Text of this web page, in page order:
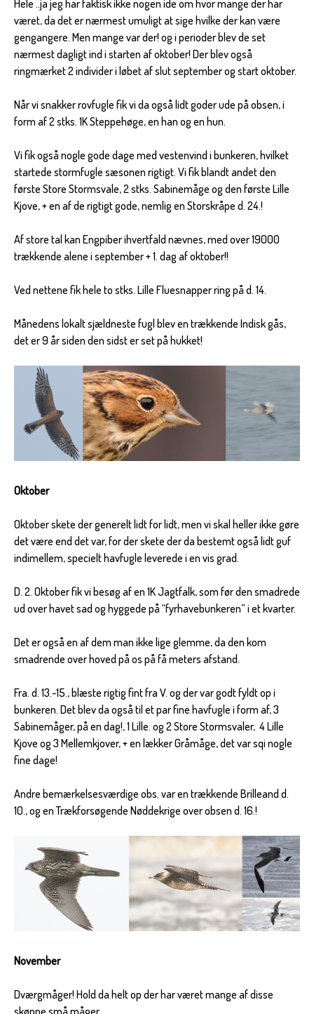
Hele ..ja jeg har faktisk ikke nogen ide om hvor mange der har
været, da det er nærmest umuligt at sige hvilke der kan være
gengangere. Men mange var der! og i perioder blev de set
nærmest dagligt ind i starten af oktober! Der blev også
ringmærket 2 individer i løbet af slut september og start oktober.
Når vi snakker rovfugle fik vi da også lidt goder ude på obsen, i
form af 2 stks. 1K Steppehøge, en han og en hun.
Vi fik også nogle gode dage med vestenvind i bunkeren, hvilket
startede stormfugle sæsonen rigtigt. Vi fik blandt andet den
første Store Stormsvale, 2 stks. Sabinemåge og den første Lille
Kjove, + en af de rigtigt gode, nemlig en Storskråpe d. 24.!
Af store tal kan Engpiber ihvertfald nævnes, med over 19000
trækkende alene i september + 1. dag af oktober!!
Ved nettene fik hele to stks. Lille Fluesnapper ring på d. 14.
Månedens lokalt sjældneste fugl blev en trækkende Indisk gås,
det er 9 år siden den sidst er set på hukket!
Oktober
Oktober skete der generelt lidt for lidt, men vi skal heller ikke gøre
det være end det var, for der skete der da bestemt også lidt guf
indimellem, specielt havfugle leverede i en vis grad.
D. 2. Oktober fik vi besøg af en 1K Jagtfalk, som før den smadrede
ud over havet sad og hyggede på “fyrhavebunkeren” i et kvarter.
Det er også en af dem man ikke lige glemme, da den kom
smadrende over hoved på os på få meters afstand.
Fra. d. 13.-15., blæste rigtig fint fra V. og der var godt fyldt op i
bunkeren. Det blev da også til et par fine havfugle i form af, 3
Sabinemåger, på en dag!, 1 Lille. og 2 Store Stormsvaler, 4 Lille
Kjove og 3 Mellemkjover, + en lækker Gråmåge, det var sqi nogle
fine dage!
Andre bemærkelsesværdige obs. var en trækkende Brilleand d.
10., og en Trækforsøgende Nøddekrige over obsen d. 16.!
November
Dværgmåger! Hold da helt op der har været mange af disse
skønne små måger.